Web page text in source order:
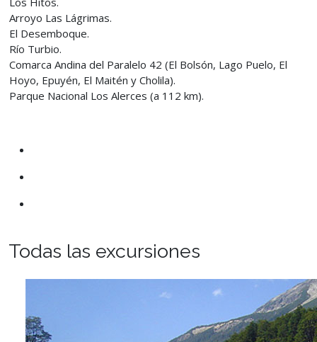
Arroyo Las Lágrimas.
El Desemboque.
Río Turbio.
Comarca Andina del Paralelo 42 (El Bolsón, Lago Puelo, El
Hoyo, Epuyén, El Maitén y Cholila).
Parque Nacional Los Alerces (a 112 km).
Todas las excursiones